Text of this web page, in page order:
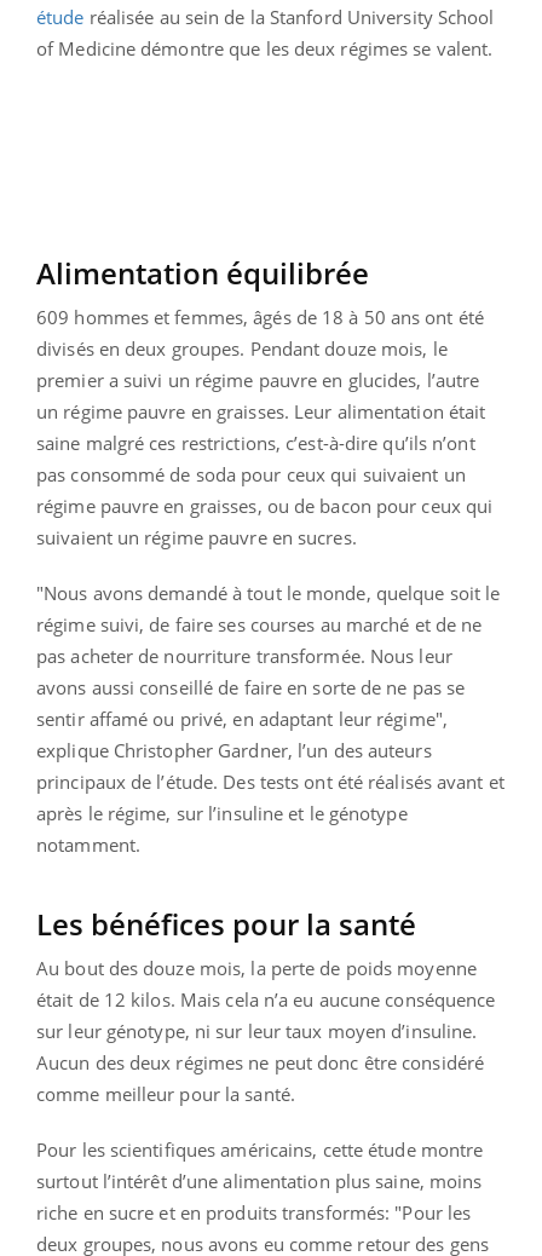
étude réalisée au sein de la Stanford University School
of Medicine démontre que les deux régimes se valent.
Alimentation équilibrée
609 hommes et femmes, âgés de 18 à 50 ans ont été
divisés en deux groupes. Pendant douze mois, le
premier a suivi un régime pauvre en glucides, l’autre
un régime pauvre en graisses. Leur alimentation était
saine malgré ces restrictions, c’est-à-dire qu’ils n’ont
pas consommé de soda pour ceux qui suivaient un
régime pauvre en graisses, ou de bacon pour ceux qui
suivaient un régime pauvre en sucres.
"Nous avons demandé à tout le monde, quelque soit le
régime suivi, de faire ses courses au marché et de ne
pas acheter de nourriture transformée. Nous leur
avons aussi conseillé de faire en sorte de ne pas se
sentir affamé ou privé, en adaptant leur régime",
explique Christopher Gardner, l’un des auteurs
principaux de l’étude. Des tests ont été réalisés avant et
après le régime, sur l’insuline et le génotype
notamment.
Les bénéfices pour la santé
Au bout des douze mois, la perte de poids moyenne
était de 12 kilos. Mais cela n’a eu aucune conséquence
sur leur génotype, ni sur leur taux moyen d’insuline.
Aucun des deux régimes ne peut donc être considéré
comme meilleur pour la santé.
Pour les scientifiques américains, cette étude montre
surtout l’intérêt d’une alimentation plus saine, moins
riche en sucre et en produits transformés: "Pour les
deux groupes, nous avons eu comme retour des gens